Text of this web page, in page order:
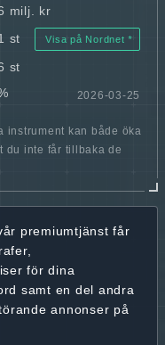
milj. kr
st Visa på Nordnet
st
2026-03-25
kan både öka
du inte får tillbaka de
premiumtjänst får
för dina
samt en del andra
annonser på